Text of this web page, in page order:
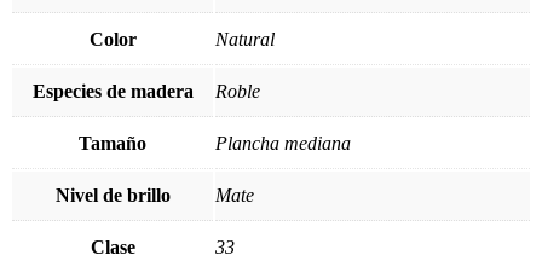
Color Natural
Especies de madera Roble
Tamaño Plancha mediana
Nivel de brillo Mate
Clase 33